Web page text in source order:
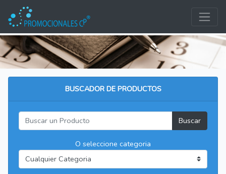
BUSCADOR DE PRODUCTOS
Buscar
O seleccione categoria